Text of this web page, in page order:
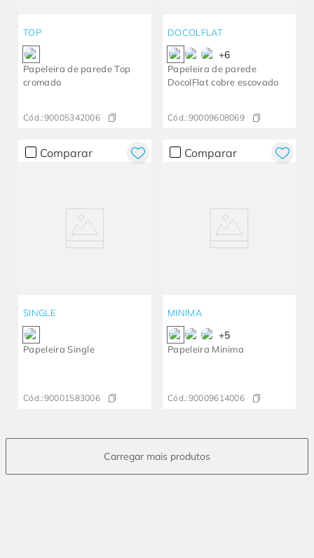
TOP
Papeleira de parede Top
cromado
Cód.:90005342006
DOCOLFLAT
+6
Papeleira de parede
DocolFlat cobre escovado
Cód.:90009608069
Comparar
SINGLE
Papeleira Single
Cód.:90001583006
Comparar
MINIMA
+5
Papeleira Minima
Cód.:90009614006